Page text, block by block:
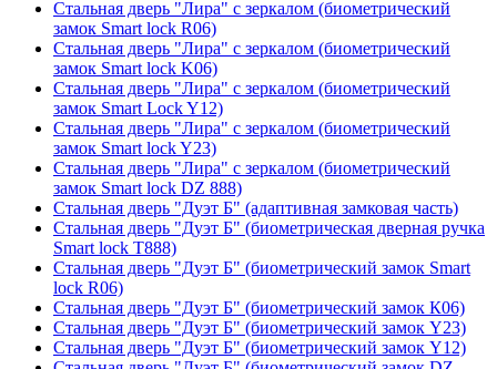
Стальная дверь "Лира" с зеркалом (биометрический
замок Smart lock R06)
Стальная дверь "Лира" с зеркалом (биометрический
замок Smart lock K06)
Стальная дверь "Лира" с зеркалом (биометрический
замок Smart Lock Y12)
Стальная дверь "Лира" с зеркалом (биометрический
замок Smart lock Y23)
Стальная дверь "Лира" с зеркалом (биометрический
замок Smart lock DZ 888)
Стальная дверь "Дуэт Б" (адаптивная замковая часть)
Стальная дверь "Дуэт Б" (биометрическая дверная ручка
Smart lock T888)
Стальная дверь "Дуэт Б" (биометрический замок Smart
lock R06)
Стальная дверь "Дуэт Б" (биометрический замок К06)
Стальная дверь "Дуэт Б" (биометрический замок Y23)
Стальная дверь "Дуэт Б" (биометрический замок Y12)